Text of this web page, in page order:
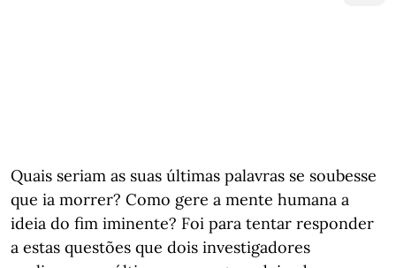
Quais seriam as suas últimas palavras se soubesse
que ia morrer? Como gere a mente humana a
ideia do fim iminente? Foi para tentar responder
a estas questões que dois investigadores